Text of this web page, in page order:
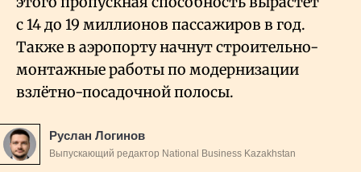
с 14 до 19 миллионов пассажиров в год.
Также в аэропорту начнут строительно-
монтажные работы по модернизации
взлётно-посадочной полосы.
Руслан Логинов
Выпускающий редактор National Business Kazakhstan